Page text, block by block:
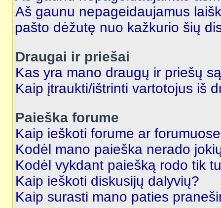
Aš gaunu nepageidaujamus
pašto dėžutę nuo kažkurio šių
Draugai ir priešai
Kas yra mano draugų ir priešų
Kaip įtraukti/ištrinti vartotojus iš
Paieška forume
Kaip ieškoti forume ar
Kodėl mano paieška nerado
Kodėl vykdant paiešką rodo tik
Kaip ieškoti diskusijų dalyvių?
Kaip surasti mano paties